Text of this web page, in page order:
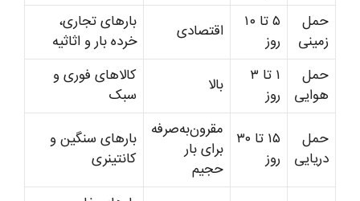
حمل
زمینی
۵ تا ۱۰
روز
اقتصادی
بارهای تجاری،
خرده بار و اثاثیه
حمل
هوایی
۱ تا ۳
روز
بالا
کالاهای فوری و
سبک
حمل
دریایی
۱۵ تا ۳۰
روز
مقرون‌به‌صرفه
برای بار
حجیم
بارهای سنگین و
کانتینری